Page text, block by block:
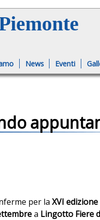
News Eventi
per la XVI
a Lingotto Fiere